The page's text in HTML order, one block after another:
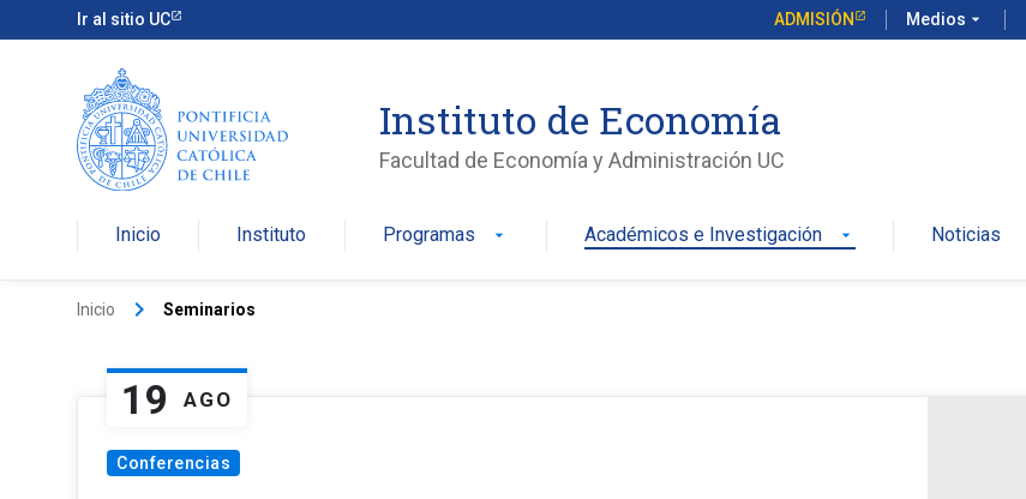
Ir al sitio UC ADMISIÓN Medios arrow_drop_down
Instituto de Economía
Facultad de Economía y Administración UC
Inicio Instituto Programas arrow_drop_down Académicos e Investigación arrow_drop_down Noticias
Inicio keyboard_arrow_right Seminarios
19 AGO
Conferencias